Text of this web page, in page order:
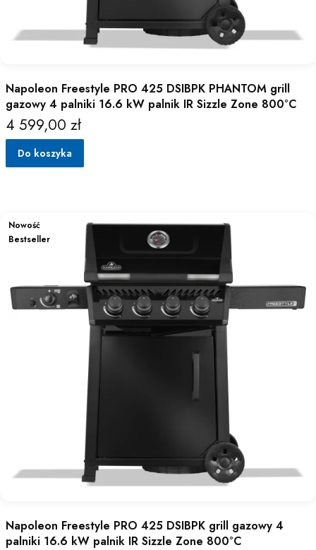
Napoleon Freestyle PRO 425 DSIBPK PHANTOM grill
gazowy 4 palniki 16.6 kW palnik IR Sizzle Zone 800°C
Cena
4 599,00 zł
Do koszyka
Nowość
Bestseller
Napoleon Freestyle PRO 425 DSIBPK grill gazowy 4
palniki 16.6 kW palnik IR Sizzle Zone 800°C